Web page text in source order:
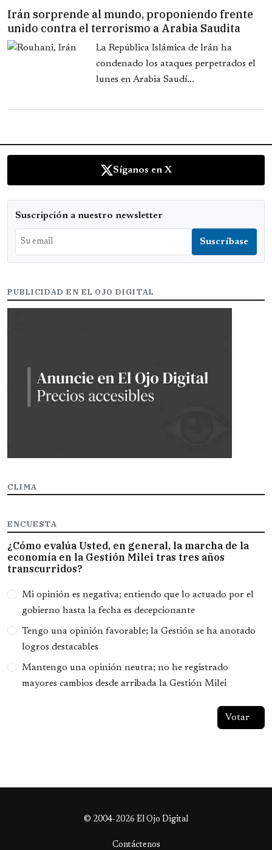
Irán sorprende al mundo, proponiendo frente
unido contra el terrorismo a Arabia Saudita
La República Islámica de Irán ha
condenado los ataques perpetrados el
lunes en Arabia Saudí...
Síganos en X
Suscripción a nuestro newsletter
PUBLICIDAD EN EL OJO DIGITAL
CLIMA
ENCUESTA
¿Cómo evalúa Usted, en general, la marcha de la
economía en la Gestión Milei tras tres años
transcurridos?
Opciones
Mi opinión es negativa; entiendo que lo actuado por el
gobierno hasta la fecha es decepcionante
Tengo una opinión favorable; la Gestión se ha anotado
logros destacables
Mantengo una opinión neutra; no he registrado
mayores cambios desde arribada la Gestión Milei
© 2004-2026 El Ojo Digital
Contáctenos